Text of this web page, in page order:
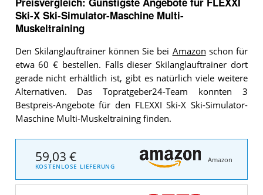
Ski-X Ski-Simulator-Maschine Multi-
Muskeltraining
Den Skilanglauftrainer können Sie bei Amazon schon für
etwa 60 € bestellen. Falls dieser Skilanglauftrainer dort
gerade nicht erhältlich ist, gibt es natürlich viele weitere
Alternativen. Das Topratgeber24-Team konnten 3
Bestpreis-Angebote für den FLEXXI Ski-X Ski-Simulator-
Maschine Multi-Muskeltraining finden.
59,03 €
KOSTENLOSE LIEFERUNG
Amazon